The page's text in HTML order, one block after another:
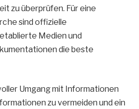
zu überprüfen. Für eine
sind offizielle
Medien und
die beste
Umgang mit Informationen
zu vermeiden und ein